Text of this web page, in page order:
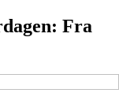
Fra